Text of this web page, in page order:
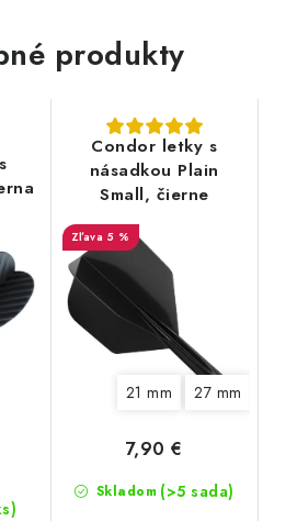
produkty
Condor letky s
násadkou Plain
Small, čierne
5 %
21 mm 27 mm
Skladom (>5 sada)
7,90 €